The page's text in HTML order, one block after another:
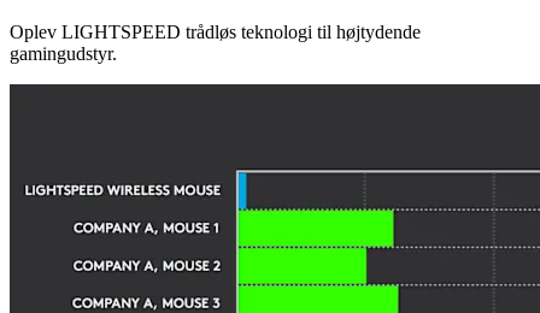
Oplev LIGHTSPEED trådløs teknologi til højtydende
gamingudstyr.